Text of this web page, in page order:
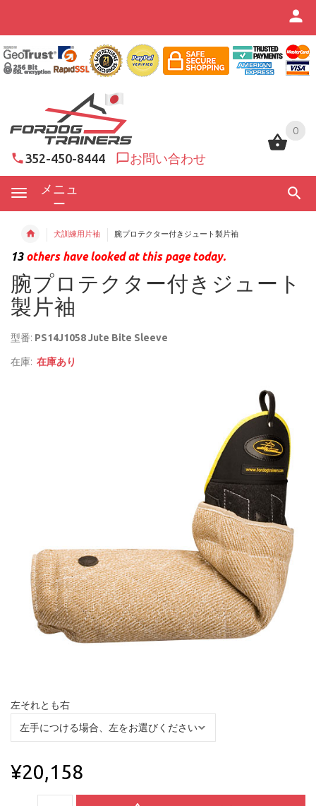
0
352-450-8444 お問い合わせ
メニュ
ー
0
犬訓練用片袖 腕プロテクター付きジュート製片袖
13others have looked at this page today.
腕プロテクター付きジュート
製片袖
型番: PS14J1058 Jute Bite Sleeve
在庫: 在庫あり
左それとも右
¥20,158